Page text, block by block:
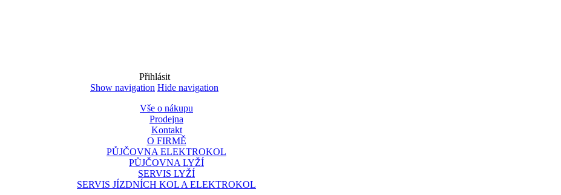
Přihlásit
Show navigation Hide navigation
Vše o nákupu
Prodejna
Kontakt
O FIRMĚ
PŮJČOVNA ELEKTROKOL
PŮJČOVNA LYŽÍ
SERVIS LYŽÍ
SERVIS JÍZDNÍCH KOL A ELEKTROKOL